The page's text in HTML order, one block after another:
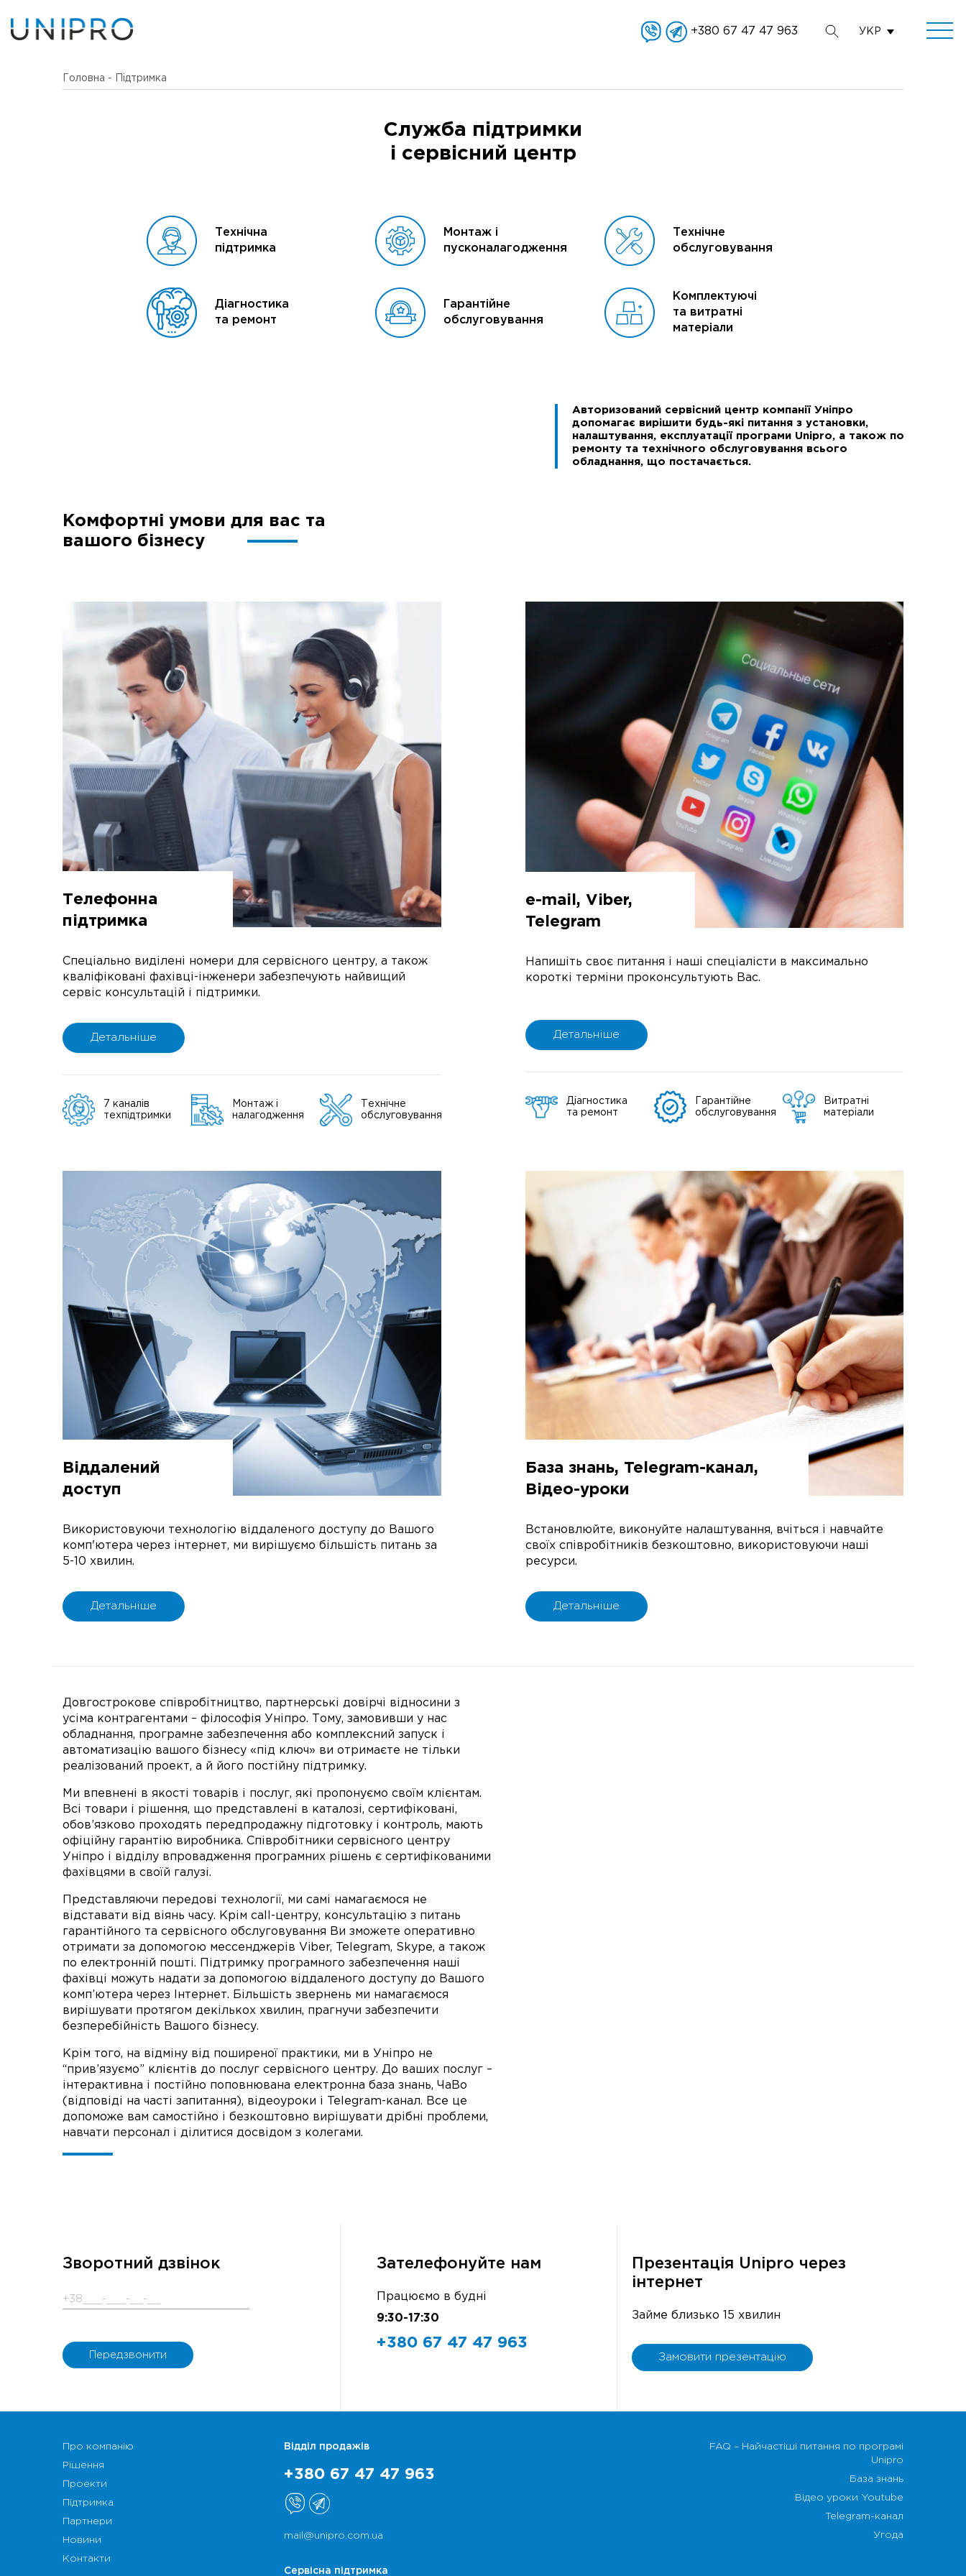
+380 67 47 47 963 УКР
Головна - Підтримка
Служба підтримки
і сервісний центр
Технічна
підтримка
Монтаж і
пусконалагодження
Технічне
обслуговування
Діагностика
та ремонт
Гарантійне
обслуговування
Комплектуючі
та витратні
матеріали
Авторизований сервісний центр компанії Уніпро
допомагає вирішити будь-які питання з установки,
налаштування, експлуатації програми Unipro, а також по
ремонту та технічного обслуговування всього
обладнання, що постачається.
Комфортні умови для вас та
вашого бізнесу
Телефонна
підтримка
Спеціально виділені номери для сервісного центру, а також
кваліфіковані фахівці-інженери забезпечують найвищий
сервіс консультацій і підтримки.
Детальніше
7 каналів
техпідтримки
Монтаж і
налагодження
Технічне
обслуговування
e-mail, Viber,
Telegram
Напишіть своє питання і наші спеціалісти в максимально
короткі терміни проконсультують Вас.
Детальніше
Діагностика
та ремонт
Гарантійне
обслуговування
Витратні
матеріали
Віддалений
доступ
Використовуючи технологію віддаленого доступу до Вашого
комп'ютера через інтернет, ми вирішуємо більшість питань за
5-10 хвилин.
Детальніше
База знань, Telegram-канал,
Відео-уроки
Встановлюйте, виконуйте налаштування, вчіться і навчайте
своїх співробітників безкоштовно, використовуючи наші
ресурси.
Детальніше
Довгострокове співробітництво, партнерські довірчі відносини з
усіма контрагентами – філософія Уніпро. Тому, замовивши у нас
обладнання, програмне забезпечення або комплексний запуск і
автоматизацію вашого бізнесу «під ключ» ви отримаєте не тільки
реалізований проект, а й його постійну підтримку.
Ми впевнені в якості товарів і послуг, які пропонуємо своїм клієнтам.
Всі товари і рішення, що представлені в каталозі, сертифіковані,
обов’язково проходять передпродажну підготовку і контроль, мають
офіційну гарантію виробника. Співробітники сервісного центру
Уніпро і відділу впровадження програмних рішень є сертифікованими
фахівцями в своїй галузі.
Представляючи передові технології, ми самі намагаємося не
відставати від віянь часу. Крім call-центру, консультацію з питань
гарантійного та сервісного обслуговування Ви зможете оперативно
отримати за допомогою мессенджерів Viber, Telegram, Skype, а також
по електронній пошті. Підтримку програмного забезпечення наші
фахівці можуть надати за допомогою віддаленого доступу до Вашого
комп’ютера через Інтернет. Більшість звернень ми намагаємося
вирішувати протягом декількох хвилин, прагнучи забезпечити
безперебійність Вашого бізнесу.
Крім того, на відміну від поширеної практики, ми в Уніпро не
“прив’язуємо” клієнтів до послуг сервісного центру. До ваших послуг –
інтерактивна і постійно поповнювана електронна база знань, ЧаВо
(відповіді на часті запитання), відеоуроки і Telegram-канал. Все це
допоможе вам самостійно і безкоштовно вирішувати дрібні проблеми,
навчати персонал і ділитися досвідом з колегами.
Зворотний дзвінок Зателефонуйте нам
Працюємо в будні
9:30-17:30
+380 67 47 47 963
Презентація Unipro через
інтернет
Займе близько 15 хвилин
Замовити презентацію
Про компанію
Рішення
Проекти
Підтримка
Партнери
Новини
Контакти
Відділ продажів
+380 67 47 47 963
mail@unipro.com.ua
Сервісна підтримка
FAQ – Найчастіші питання по програмі
Unipro
База знань
Відео уроки Youtube
Telegram-канал
Угода